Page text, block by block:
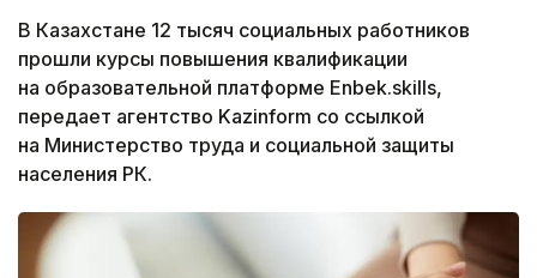
В Казахстане 12 тысяч социальных работников
прошли курсы повышения квалификации
на образовательной платформе Enbek.skills,
передает агентство Kazinform со ссылкой
на Министерство труда и социальной защиты
населения РК.